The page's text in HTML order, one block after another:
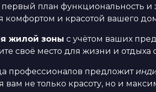
план функциональность и
комфортом и красотой вашего
жилой зоны с учётом ваших
своё место для жизни и отдыха
профессионалов предложит
вам не только красоту, но и